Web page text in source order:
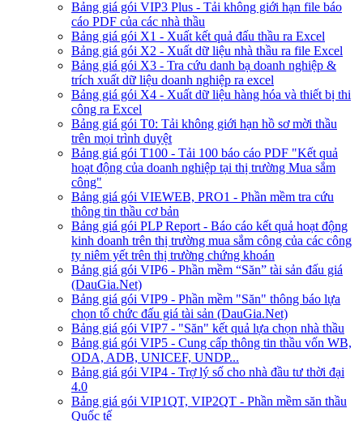
Bảng giá gói VIP3 Plus - Tải không giới hạn file báo
cáo PDF của các nhà thầu
Bảng giá gói X1 - Xuất kết quả đấu thầu ra Excel
Bảng giá gói X2 - Xuất dữ liệu nhà thầu ra file Excel
Bảng giá gói X3 - Tra cứu danh bạ doanh nghiệp &
trích xuất dữ liệu doanh nghiệp ra excel
Bảng giá gói X4 - Xuất dữ liệu hàng hóa và thiết bị thi
công ra Excel
Bảng giá gói T0: Tải không giới hạn hồ sơ mời thầu
trên mọi trình duyệt
Bảng giá gói T100 - Tải 100 báo cáo PDF "Kết quả
hoạt động của doanh nghiệp tại thị trường Mua sắm
công"
Bảng giá gói VIEWEB, PRO1 - Phần mềm tra cứu
thông tin thầu cơ bản
Bảng giá gói PLP Report - Báo cáo kết quả hoạt động
kinh doanh trên thị trường mua sắm công của các công
ty niêm yết trên thị trường chứng khoán
Bảng giá gói VIP6 - Phần mềm “Săn” tài sản đấu giá
(DauGia.Net)
Bảng giá gói VIP9 - Phần mềm "Săn" thông báo lựa
chọn tổ chức đấu giá tài sản (DauGia.Net)
Bảng giá gói VIP7 - "Săn" kết quả lựa chọn nhà thầu
Bảng giá gói VIP5 - Cung cấp thông tin thầu vốn WB,
ODA, ADB, UNICEF, UNDP...
Bảng giá gói VIP4 - Trợ lý số cho nhà đầu tư thời đại
4.0
Bảng giá gói VIP1QT, VIP2QT - Phần mềm săn thầu
Quốc tế